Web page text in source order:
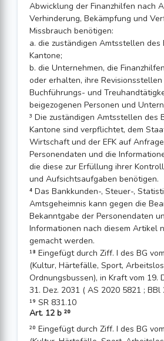
Abwicklung der Finanzhilfen nach
Verhinderung, Bekämpfung und
Missbrauch benötigen:
a. die zuständigen Amtsstellen des
Kantone;
b. die Unternehmen, die
oder erhalten, ihre
Buchführungs- und
beigezogenen Personen und
³ Die zuständigen Amtsstellen des
Kantone sind verpflichtet, dem
Wirtschaft und der EFK auf
Personendaten und die
die diese zur Erfüllung ihrer
und Aufsichtsaufgaben benötigen.
⁴ Das Bankkunden-, Steuer-,
Amtsgeheimnis kann gegen die
Bekanntgabe der Personendaten
Informationen nach diesem Artikel
gemacht werden.
¹⁸ Eingefügt durch Ziff. I des BG
(Kultur, Härtefälle, Sport,
Ordnungsbussen), in Kraft vom 19.
31. Dez. 2031 ( AS 2020 5821 ; BBl
¹⁹ SR 831.10
Art. 12 b ²⁰
²⁰ Eingefügt durch Ziff. I des BG